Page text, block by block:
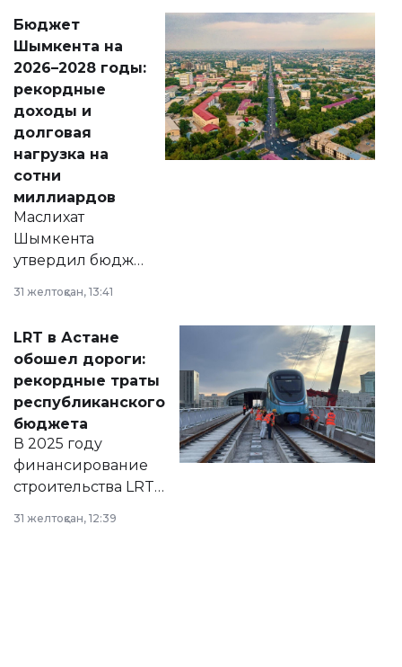
народу
Венесуэлы.
Бюджет
Шымкента на
2026–2028 годы:
рекордные
доходы и
долговая
нагрузка на
сотни
миллиардов
Маслихат
Шымкента
утвердил бюджет
2028 годы.
документ
появился в базе
нормативных
правовых актов и
на сайте маслихат
города.
31 желтоқсан, 13:41
LRT в Астане
обошел дороги:
рекордные траты
республиканского
бюджета
В 2025 году
финансирование
строительства LRT
республиканского
31 желтоқсан, 12:39